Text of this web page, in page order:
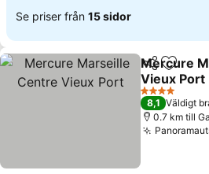
Se priser från 15 sidor
Dela Lägg
Mercure
Vieux Port
4 Stjärnor
8,1 Väldigt
0.7 km till